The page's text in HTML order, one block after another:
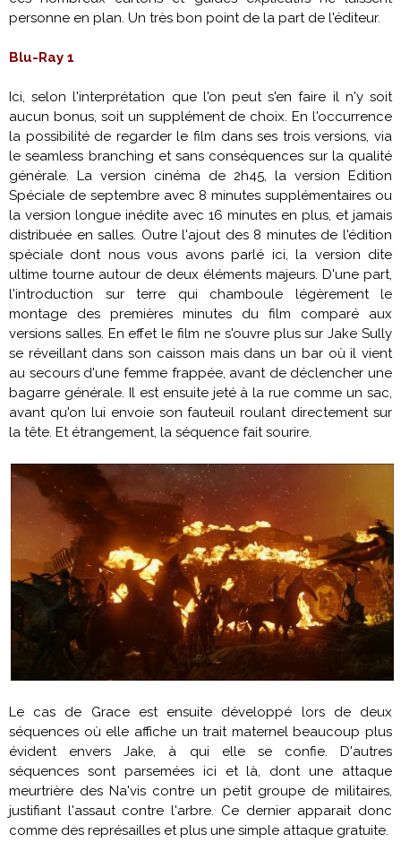
personne en plan. Un très bon point de la part de l'éditeur.
Blu-Ray 1
Ici, selon l'interprétation que l'on peut s'en faire il n'y soit
aucun bonus, soit un supplément de choix. En l'occurrence
la possibilité de regarder le film dans ses trois versions, via
le seamless branching et sans conséquences sur la qualité
générale. La version cinéma de 2h45, la version Edition
Spéciale de septembre avec 8 minutes supplémentaires ou
la version longue inédite avec 16 minutes en plus, et jamais
distribuée en salles. Outre l'ajout des 8 minutes de l'édition
spéciale dont nous vous avons parlé ici, la version dite
ultime tourne autour de deux éléments majeurs. D'une part,
l'introduction sur terre qui chamboule légèrement le
montage des premières minutes du film comparé aux
versions salles. En effet le film ne s'ouvre plus sur Jake Sully
se réveillant dans son caisson mais dans un bar où il vient
au secours d'une femme frappée, avant de déclencher une
bagarre générale. Il est ensuite jeté à la rue comme un sac,
avant qu'on lui envoie son fauteuil roulant directement sur
la tête. Et étrangement, la séquence fait sourire.
Le cas de Graceest ensuite développé lors de deux
séquences où elle affiche un trait maternel beaucoup plus
évident envers Jake, à qui elle se confie. D'autres
séquences sont parsemées ici et là, dont une attaque
meurtrière des Na'vis contre un petit groupe de militaires,
justifiant l'assautcontrel'arbre . Ce dernier apparait donc
comme des représailles et plus une simple attaque gratuite.